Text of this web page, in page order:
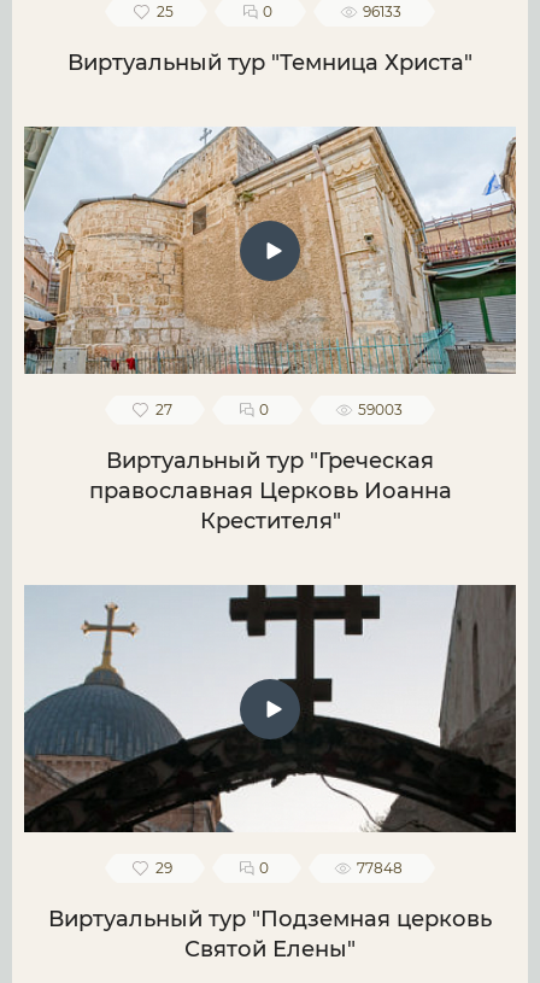
25 0 96133
Виртуальный тур "Темница Христа"
27 0 59003
Виртуальный тур "Греческая
православная Церковь Иоанна
Крестителя"
29 0 77848
Виртуальный тур "Подземная церковь
Святой Елены"